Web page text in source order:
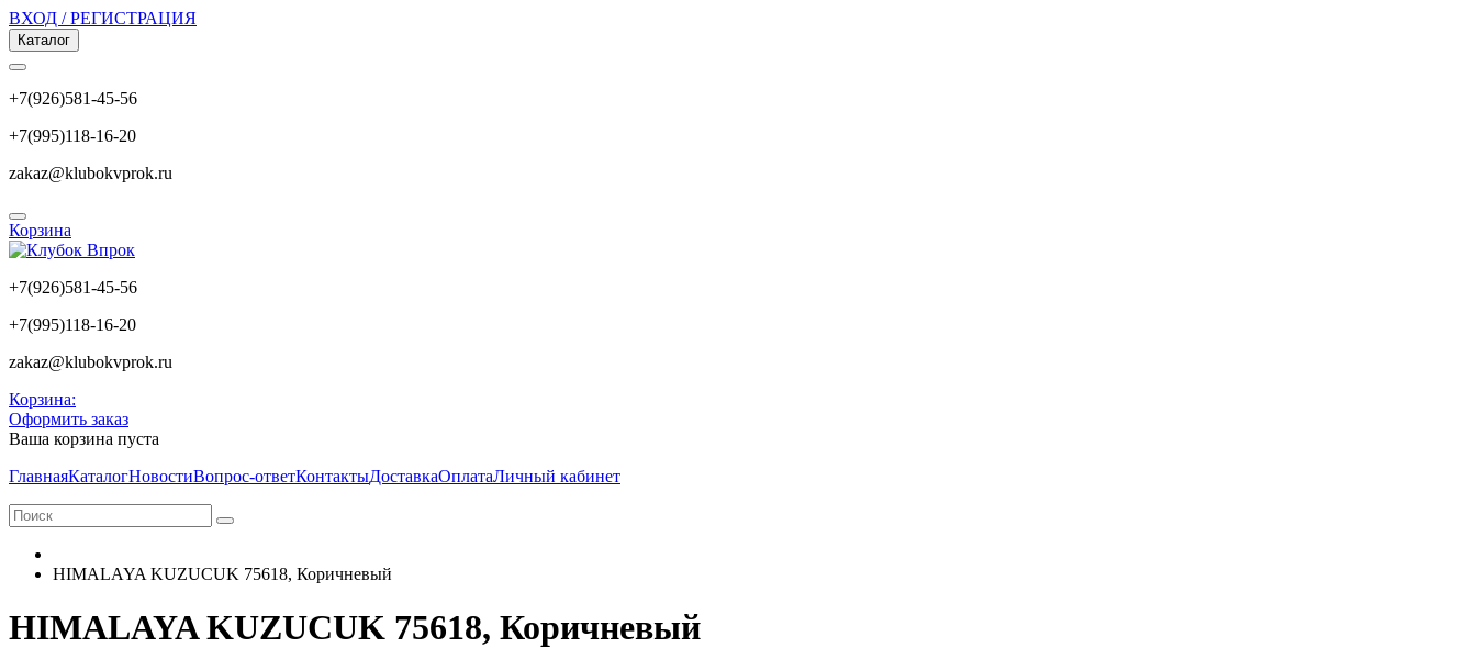
ВХОД / РЕГИСТРАЦИЯ
Каталог
+7(926)581-45-56
+7(995)118-16-20
zakaz@klubokvprok.ru
Корзина
+7(926)581-45-56
+7(995)118-16-20
zakaz@klubokvprok.ru
Корзина:
Оформить заказ
Ваша корзина пуста
ГлавнаяКаталогНовостиВопрос-ответКонтактыДоставкаОплатаЛичный кабинет
HIMALAYA KUZUCUK 75618, Коричневый
HIMALAYA KUZUCUK 75618, Коричневый